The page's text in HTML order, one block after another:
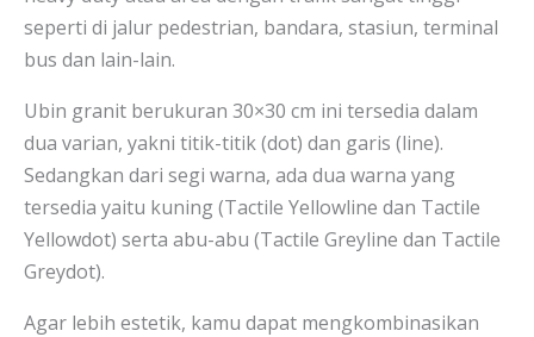
seperti di jalur pedestrian, bandara, stasiun, terminal
bus dan lain-lain.
Ubin granit berukuran 30×30 cm ini tersedia dalam
dua varian, yakni titik-titik (dot) dan garis (line).
Sedangkan dari segi warna, ada dua warna yang
tersedia yaitu kuning (Tactile Yellowline dan Tactile
Yellowdot) serta abu-abu (Tactile Greyline dan Tactile
Greydot).
Agar lebih estetik, kamu dapat mengkombinasikan